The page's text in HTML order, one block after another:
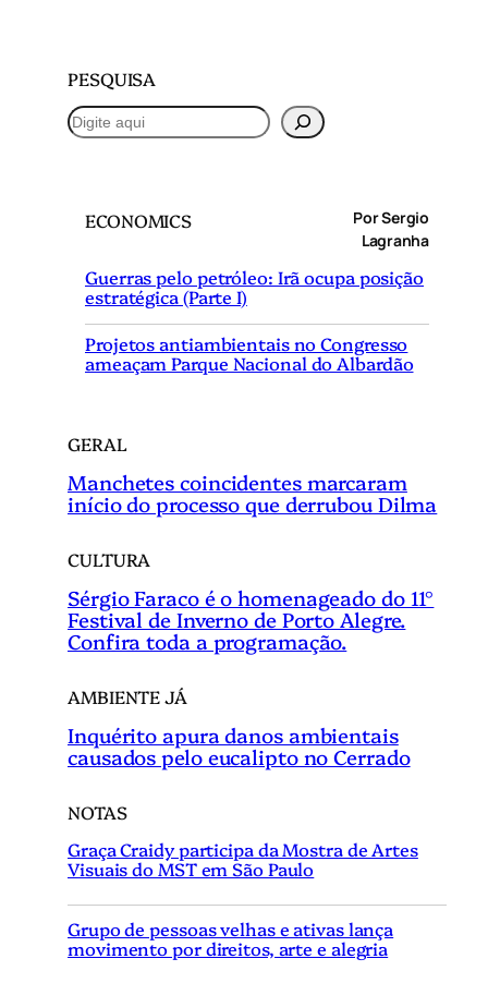
PESQUISA
P
e
ECONOMICS
Por Sergio
Lagranha
Guerras pelo petróleo: Irã ocupa posição
estratégica (Parte I)
Projetos antiambientais no Congresso
ameaçam Parque Nacional do Albardão
GERAL
Manchetes coincidentes marcaram
início do processo que derrubou Dilma
CULTURA
Sérgio Faraco é o homenageado do 11°
Festival de Inverno de Porto Alegre.
Confira toda a programação.
AMBIENTE JÁ
Inquérito apura danos ambientais
causados pelo eucalipto no Cerrado
NOTAS
Graça Craidy participa da Mostra de Artes
Visuais do MST em São Paulo
Grupo de pessoas velhas e ativas lança
movimento por direitos, arte e alegria